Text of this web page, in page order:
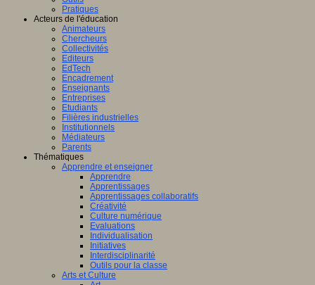
Pratiques
Acteurs de l'éducation
Animateurs
Chercheurs
Collectivités
Editeurs
EdTech
Encadrement
Enseignants
Entreprises
Etudiants
Filières industrielles
Institutionnels
Médiateurs
Parents
Thématiques
Apprendre et enseigner
Apprendre
Apprentissages
Apprentissages collaboratifs
Créativité
Culture numérique
Evaluations
Individualisation
Initiatives
Interdisciplinarité
Outils pour la classe
Arts et Culture